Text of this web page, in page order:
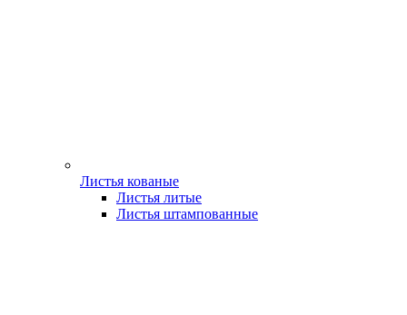
Листья кованые
Листья литые
Листья штампованные